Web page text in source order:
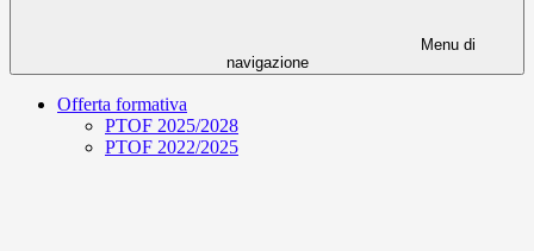
Menu di
navigazione
Offerta formativa
PTOF 2025/2028
PTOF 2022/2025